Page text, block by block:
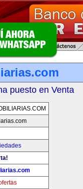
puesto en Venta